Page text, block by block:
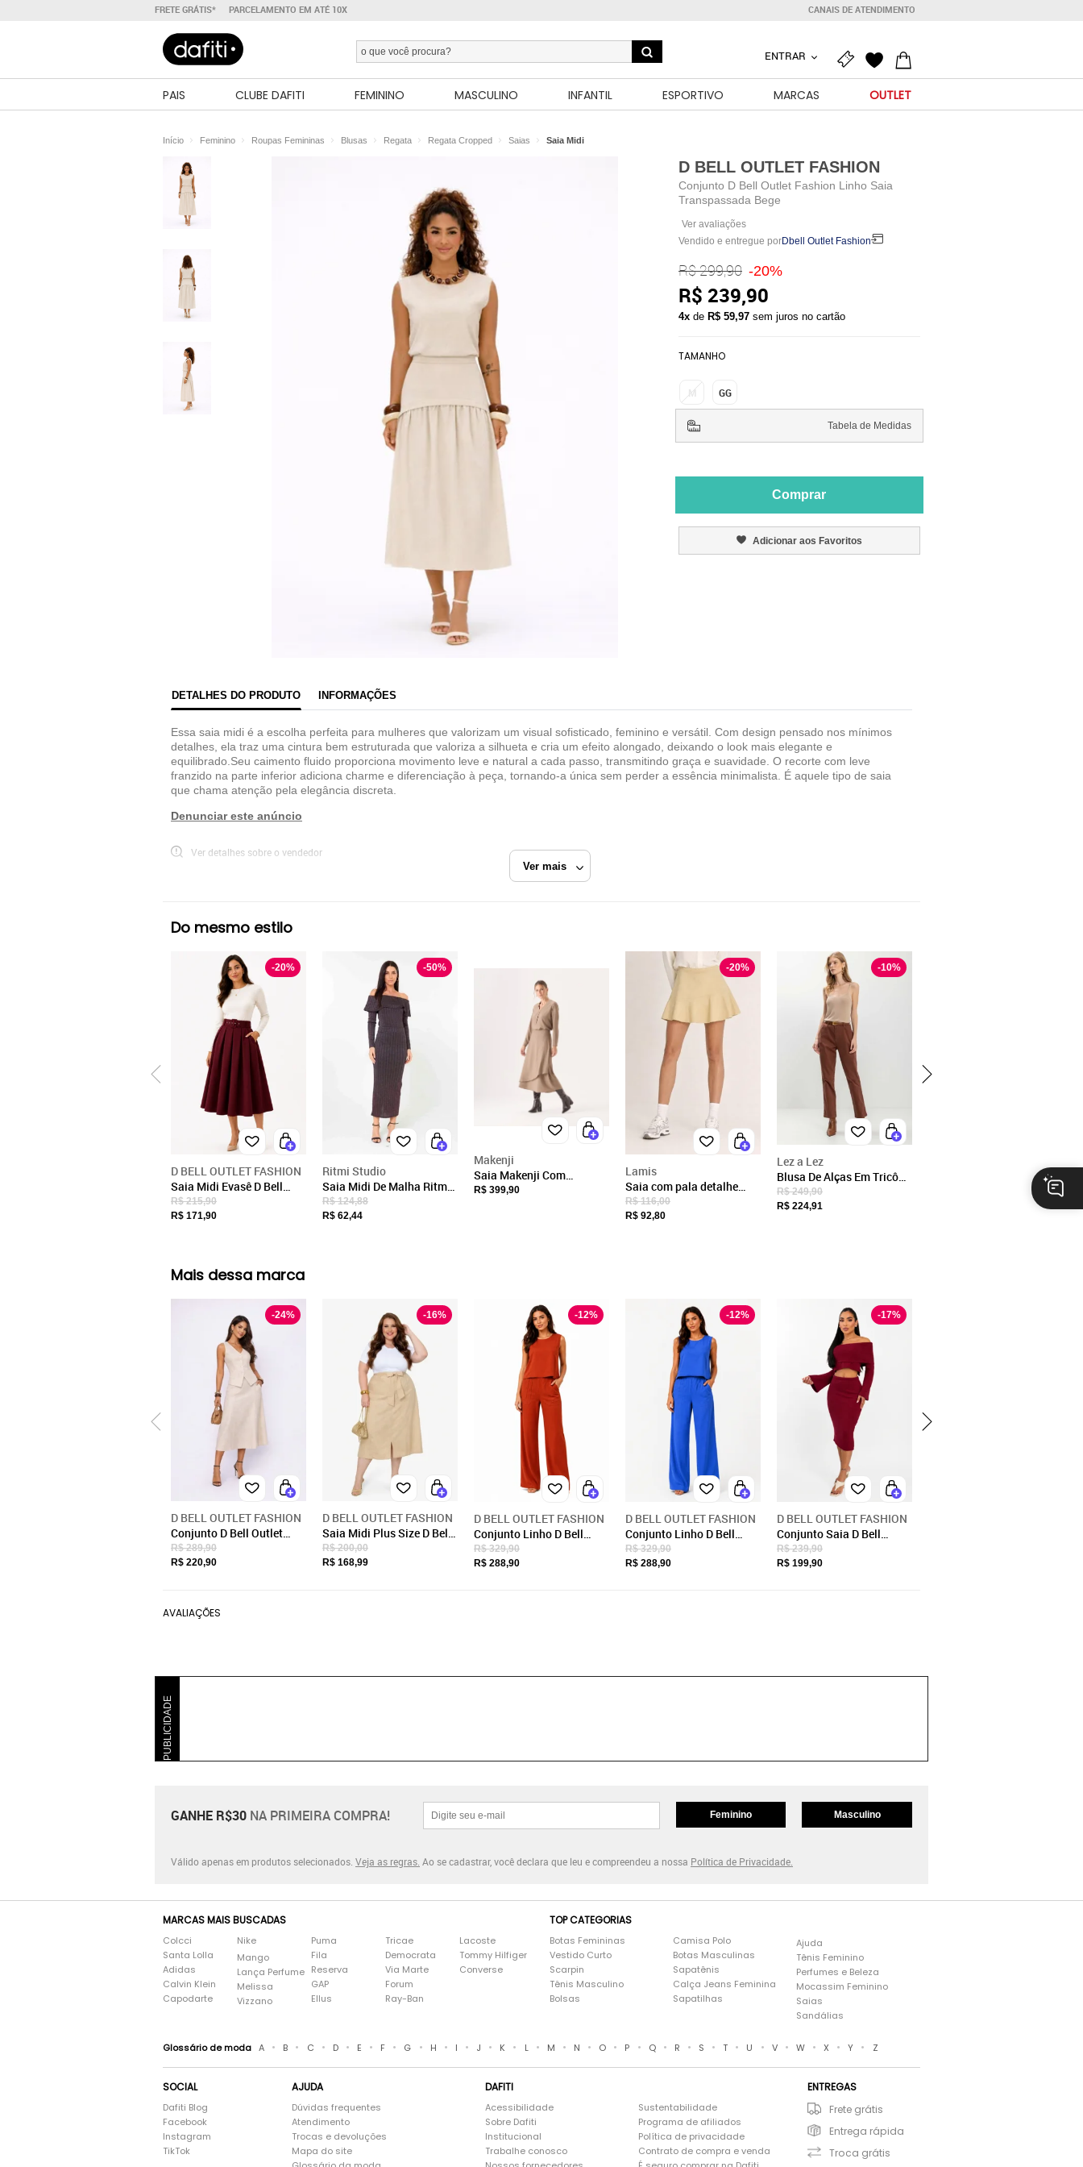
FRETE GRÁTIS* PARCELAMENTO EM ATÉ 10X CANAIS DE ATENDIMENTO
ENTRAR
PAIS CLUBE DAFITI FEMININO MASCULINO INFANTIL ESPORTIVO MARCAS OUTLET
Início Feminino Roupas Femininas Blusas Regata Regata Cropped Saias Saia Midi
D BELL OUTLET FASHION
Conjunto D Bell Outlet Fashion Linho Saia
Transpassada Bege
Ver avaliações
Vendido e entregue porDbell Outlet Fashion
Dbell Outlet Fashion
Razão Social
D BELL OUTLET FASHION
CNPJ
49.270.344/0001-00
Endereço
R LUIS TEMPESTA, 98
PORTO FELIZ, SP/
R$ 299,90 -20%
R$ 239,90
4xde R$ 59,97 sem juros no cartão
TAMANHO
GG
Tabela de Medidas
Comprar
Adicionar aos Favoritos
DETALHES DO PRODUTO INFORMAÇÕES
Ver mais
Essa saia midi é a escolha perfeita para mulheres que valorizam um visual sofisticado, feminino e versátil. Com design pensado nos mínimos
detalhes, ela traz uma cintura bem estruturada que valoriza a silhueta e cria um efeito alongado, deixando o look mais elegante e
equilibrado.Seu caimento fluido proporciona movimento leve e natural a cada passo, transmitindo graça e suavidade. O recorte com leve
franzido na parte inferior adiciona charme e diferenciação à peça, tornando-a única sem perder a essência minimalista. É aquele tipo de saia
que chama atenção pela elegância discreta.
Denunciar este anúncio
Ver detalhes sobre o vendedor
Do mesmo estilo
-20%
D BELL OUTLET FASHION
Saia Midi Evasê D Bell
Outlet Fashion Cinto
Encapado Vinho
R$ 215,90
R$ 171,90
-50%
Ritmi Studio
Saia Midi De Malha Ritmi
StudioRitmi Studio Bege
R$ 124,88
R$ 62,44
Makenji
Saia Makenji Com
Transpasse Frontal
R$ 399,90
-20%
Lamis
Saia com pala detalhe
babado Bege
R$ 116,00
R$ 92,80
-10%
Lez a Lez
Blusa De Alças Em Tricô
Com Decote Em V
R$ 249,90
R$ 224,91
Mais dessa marca
-24%
D BELL OUTLET FASHION
Conjunto D Bell Outlet
Fashion Linho Bege
R$ 289,90
R$ 220,90
-16%
D BELL OUTLET FASHION
Saia Midi Plus Size D Bell
Outlet Fashion Linho Bege
R$ 200,00
R$ 168,99
-12%
D BELL OUTLET FASHION
Conjunto Linho D Bell
Outlet Fashion Terracota
R$ 329,90
R$ 288,90
-12%
D BELL OUTLET FASHION
Conjunto Linho D Bell
Outlet Fashion Azul
R$ 329,90
R$ 288,90
-17%
D BELL OUTLET FASHION
Conjunto Saia D Bell
Outlet Fashion Vinho
R$ 239,90
R$ 199,90
AVALIAÇÕES
PUBLICIDADE
GANHE R$30 NA PRIMEIRA COMPRA! Feminino Masculino
Válido apenas em produtos selecionados. Veja as regras. Ao se cadastrar, você declara que leu e compreendeu a nossa Política de Privacidade.
MARCAS MAIS BUSCADAS
Colcci
Santa Lolla
Adidas
Calvin Klein
Capodarte
Nike
Mango
Lança Perfume
Melissa
Vizzano
Puma
Fila
Reserva
GAP
Ellus
Tricae
Democrata
Via Marte
Forum
Ray-Ban
Lacoste
Tommy Hilfiger
Converse
TOP CATEGORIAS
Botas Femininas
Vestido Curto
Scarpin
Tênis Masculino
Bolsas
Camisa Polo
Botas Masculinas
Sapatênis
Calça Jeans Feminina
Sapatilhas
Ajuda
Tênis Feminino
Perfumes e Beleza
Mocassim Feminino
Saias
Sandálias
Glossário de moda A • B • C • D • E • F • G • H • I • J • K • L • M • N • O • P • Q • R • S • T • U • V • W • X • Y • Z
SOCIAL
Dafiti Blog
Facebook
Instagram
TikTok
AJUDA
Dúvidas frequentes
Atendimento
Trocas e devoluções
Mapa do site
DAFITI
Acessibilidade
Sobre Dafiti
Institucional
Trabalhe conosco
Sustentabilidade
Programa de afiliados
Política de privacidade
Contrato de compra e venda
ENTREGAS
Frete grátis
Entrega rápida
Troca grátis